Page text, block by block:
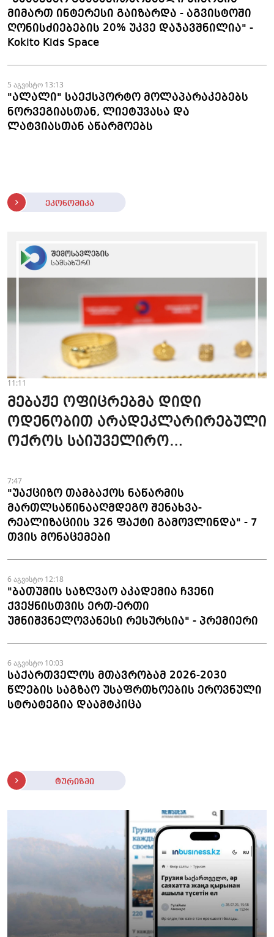
მიმართ ინტერესი გაიზარდა - აგვისტოში
ღონისძიებების 20% უკვე დაჯავშნილია" -
Kokito Kids Space
5 აგვისტო 13:13
"ალალი" საექსპორტო მოლაპარაკებებს
ნორვეგიასთან, ლიეტუვასა და
ლატვიასთან აწარმოებს
ეკონომიკა
11:11
მებაჟე ოფიცრებმა დიდი
ოდენობით არადეკლარირებული
ოქროს საიუველირო
ფაქტები აღკვეთეს
7:47
"უაქციზო თამბაქოს ნაწარმის
მართლსაწინააღმდეგო შენახვა-
რეალიზაციის 326 ფაქტი გამოვლინდა" - 7
თვის მონაცემები
6 აგვისტო 12:18
"ბათუმის საზღვაო აკადემია ჩვენი
ქვეყნისთვის ერთ-ერთი
უმნიშვნელოვანესი რესურსია" - პრემიერი
6 აგვისტო 10:03
საქართველოს მთავრობამ 2026-2030
წლების საგზაო უსაფრთხოების ეროვნული
სტრატეგია დაამტკიცა
ტურიზმი